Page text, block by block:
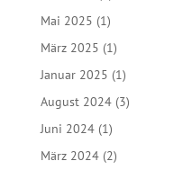
Mai 2025 (1)
März 2025 (1)
Januar 2025 (1)
August 2024(3)
Juni 2024(1)
März 2024(2)